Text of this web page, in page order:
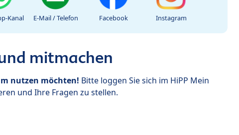
Kanal E-Mail / Telefon Facebook Instagram
mitmachen
nutzen möchten! Bitte loggen Sie sich im HiPP Mein
und Ihre Fragen zu stellen.